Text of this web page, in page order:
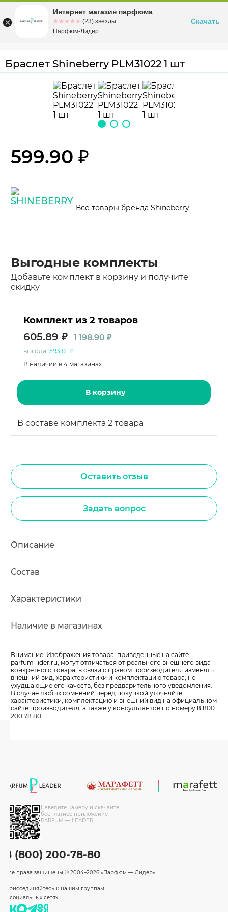
Омскул. Заозерная, 11, к. 1
Браслет Shineberry PLM31022 1 шт
599.90 ₽
Все товары бренда Shineberry
Выгодные комплекты
Добавьте комплект в корзину и получите
скидку
В составе комплекта 2 товара
Комплект из 2 товаров
605.89 ₽ 1 198.90 ₽
выгода: 593.01 ₽
В наличии в 4 магазинах
В корзину
Оставить отзыв
Задать вопрос
Описание
Состав
Характеристики
Наличие в магазинах
Внимание! Изображения товара, приведенные на сайте
parfum-lider.ru, могут отличаться от реального внешнего вида
конкретного товара, в связи с правом производителя изменять
внешний вид, характеристики и комплектацию товара, не
ухудшающие его качеств, без предварительного уведомления.
В случае любых сомнений перед покупкой уточняйте
характеристики, комплектацию и внешний вид на официальном
сайте производителя, а также у консультантов по номеру 8 800
200 78 80.
Наведите камеру и скачайте
бесплатное приложение
PARFUM — LEADER
8 (800) 200-78-80
Все права защищены © 2004–2026 «Парфюм — Лидер»
Присоединяйтесь к нашим группам
в социальных сетях
Интернет магазин парфюма
☆☆☆☆☆
★★★★★ (23) звезды
Парфюм-Лидер
Скачать